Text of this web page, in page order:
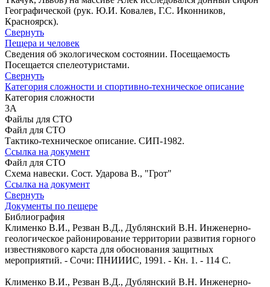
Географической (рук. Ю.И. Ковалев, Г.С. Иконников,
Красноярск).
Свернуть
Пещера и человек
Сведения об экологическом состоянии. Посещаемость
Посещается спелеотуристами.
Свернуть
Категория сложности и спортивно-техническое описание
Категория сложности
3А
Файлы для СТО
Файл для СТО
Тактико-техническое описание. СИП-1982.
Ссылка на документ
Файл для СТО
Схема навески. Сост. Ударова В., "Грот"
Ссылка на документ
Свернуть
Документы по пещере
Библиография
Клименко В.И., Резван В.Д., Дублянский В.Н. Инженерно-
геологическое районирование территории развития горного
известнякового карста для обоснования защитных
мероприятий. - Сочи: ПНИИИС, 1991. - Кн. 1. - 114 С.
Клименко В.И., Резван В.Д., Дублянский В.Н. Инженерно-